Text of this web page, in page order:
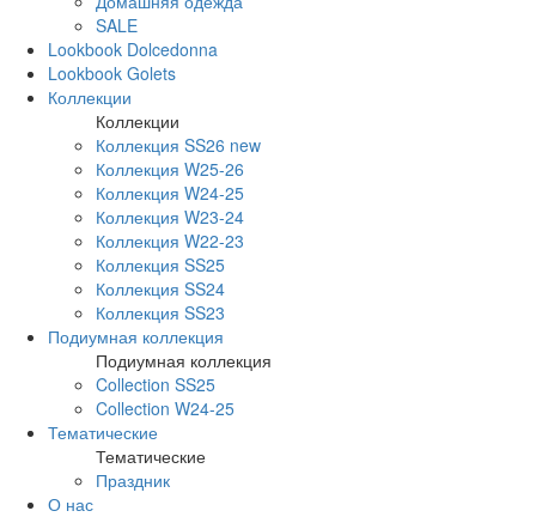
SALE
Lookbook Dolcedonna
Lookbook Golets
Коллекции
Коллекции
Коллекция SS26 new
Коллекция W25-26
Коллекция W24-25
Коллекция W23-24
Коллекция W22-23
Коллекция SS25
Коллекция SS24
Коллекция SS23
Подиумная коллекция
Подиумная коллекция
Collection SS25
Collection W24-25
Тематические
Тематические
Праздник
О нас